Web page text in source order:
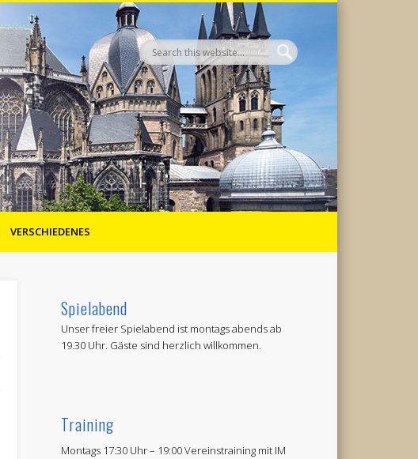
VERSCHIEDENES
Spielabend
Unser freier Spielabend ist montags abends ab
19.30 Uhr. Gäste sind herzlich willkommen.
Training
Montags 17:30 Uhr – 19:00 Vereinstraining mit IM